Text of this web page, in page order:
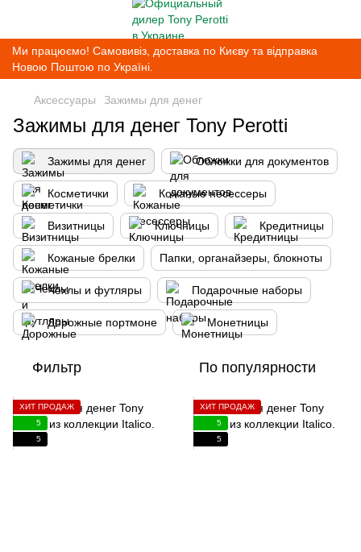
Ми працюємо! Самовивіз, доставка по Києву та відправка
Новою Поштою по Україні.
Аксессуары Зажимы для денег
Зажимы для денег Tony Perotti
Зажимы для денег Обложки для документов
Косметички Кожаные несессеры
Визитницы Ключницы Кредитницы
Кожаные брелки Папки, органайзеры, блокноты
Чехлы и футляры Подарочные наборы
Дорожные портмоне Монетницы
Фильтр По популярности
ХИТ ПРОДАЖ
5
5
ХИТ ПРОДАЖ
5
5